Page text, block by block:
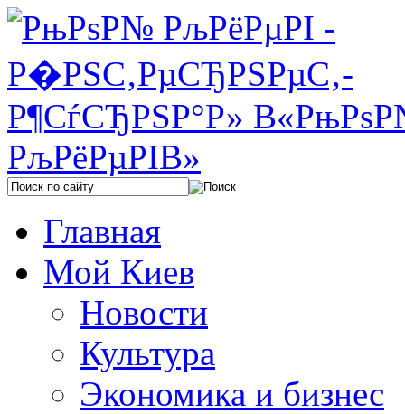
Главная
Мой Киев
Новости
Культура
Экономика и бизнес